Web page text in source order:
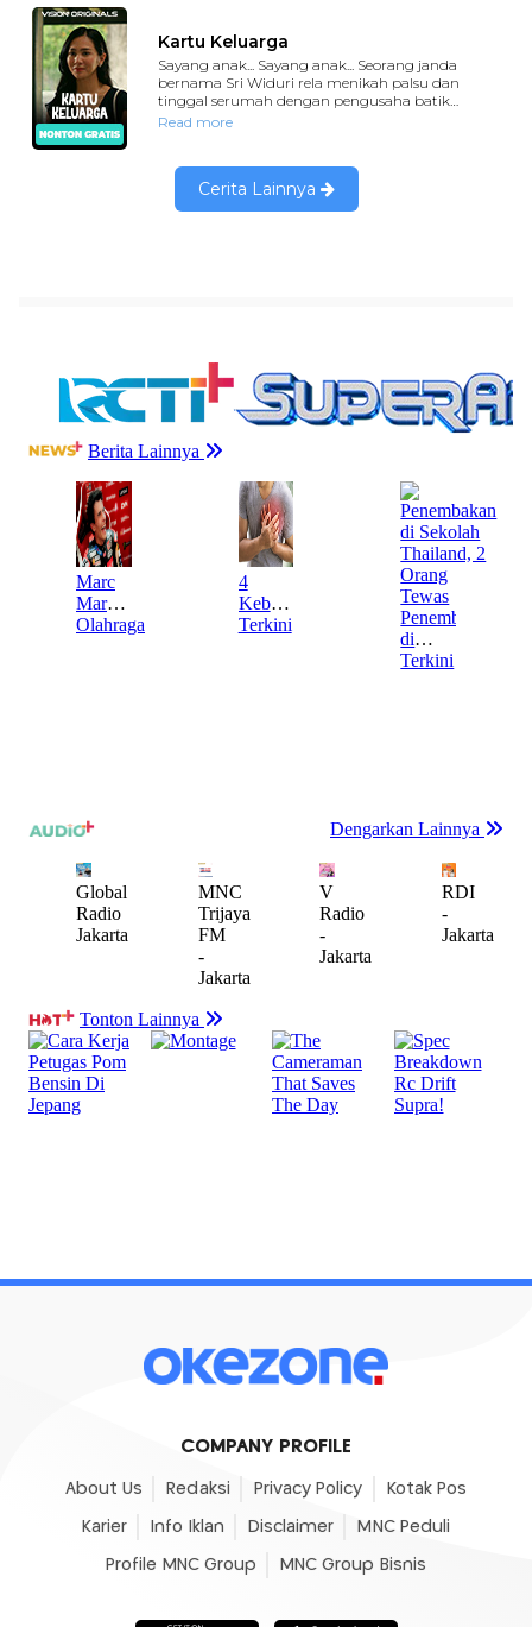
COMPANY PROFILE
About Us Redaksi Privacy Policy Kotak Pos
Karier Info Iklan Disclaimer MNC Peduli
Profile MNC Group MNC Group Bisnis